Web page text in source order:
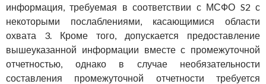
информация, требуемая в соответствии с МСФО S2 с
некоторыми послаблениями, касающимися области
охвата 3. Кроме того, допускается предоставление
вышеуказанной информации вместе с промежуточной
отчетностью, однако в случае необязательности
составления промежуточной отчетности требуется